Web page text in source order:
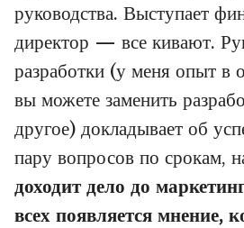
руководства. Выступает
директор — все кивают.
разработки (у меня опыт
вы можете заменить
другое) докладывает об
пару вопросов по срокам,
доходит дело до
всех появляется мнение,